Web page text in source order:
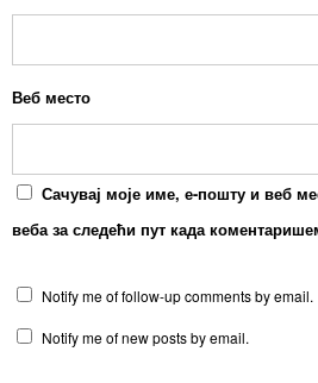
Веб место
Сачувај моје име, е-пошту и веб
веба за следећи пут када
Notify me of follow-up comments by email.
Notify me of new posts by email.